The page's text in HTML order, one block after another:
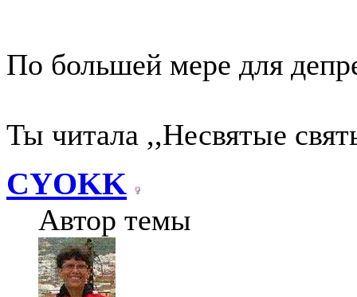
По большей мере для
Ты читала ,,Несвятые
CYOKK
Автор темы